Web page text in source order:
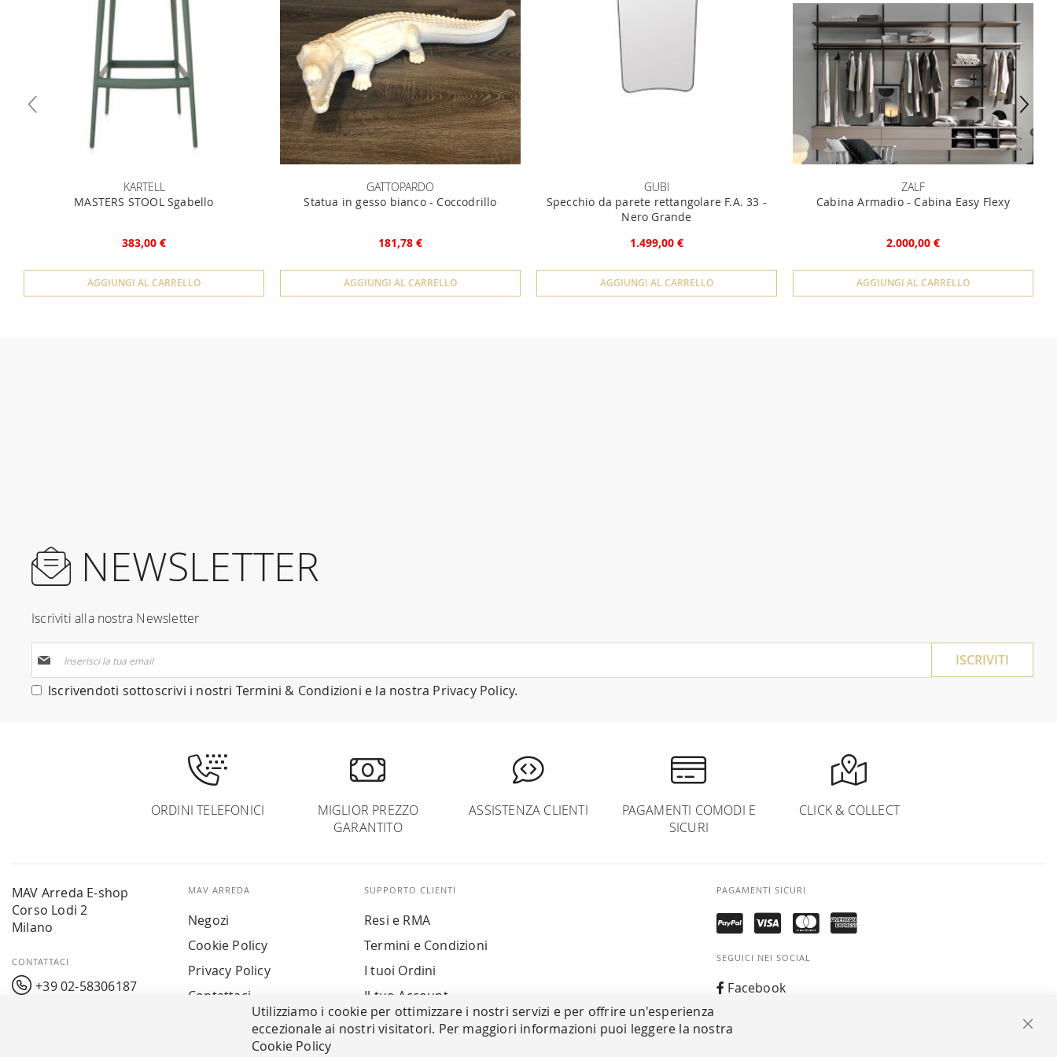
KARTELL
MASTERS STOOL Sgabello
383,00 €
AGGIUNGI AL CARRELLO
GATTOPARDO
Statua in gesso bianco - Coccodrillo
181,78 €
AGGIUNGI AL CARRELLO
GUBI
Specchio da parete rettangolare F.A. 33 -
Nero Grande
1.499,00 €
AGGIUNGI AL CARRELLO
ZALF
Cabina Armadio - Cabina Easy Flexy
2.000,00 €
AGGIUNGI AL CARRELLO
NEWSLETTER
Iscriviti alla nostra Newsletter
alla
nostra
Iscrivendoti sottoscrivi i nostri Termini & Condizioni e la nostra Privacy Policy.
ISCRIVITI
ORDINI TELEFONICI
MIGLIOR PREZZO
GARANTITO
ASSISTENZA CLIENTI
PAGAMENTI COMODI E
SICURI
CLICK & COLLECT
MAV Arreda E-shop
Corso Lodi 2
Milano
CONTATTACI
+39 02-58306187
MAV ARREDA
Negozi
Cookie Policy
Privacy Policy
Contattaci
SUPPORTO CLIENTI
Resi e RMA
Termini e Condizioni
I tuoi Ordini
Il tuo Account
PAGAMENTI SICURI
SEGUICI NEI SOCIAL
Facebook
Whatsapp
Utilizziamo i cookie per ottimizzare i nostri servizi e per offrire un'esperienza
eccezionale ai nostri visitatori. Per maggiori informazioni puoi leggere la nostra
Cookie Policy